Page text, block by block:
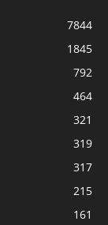
7844
1845
792
464
321
319
317
215
161